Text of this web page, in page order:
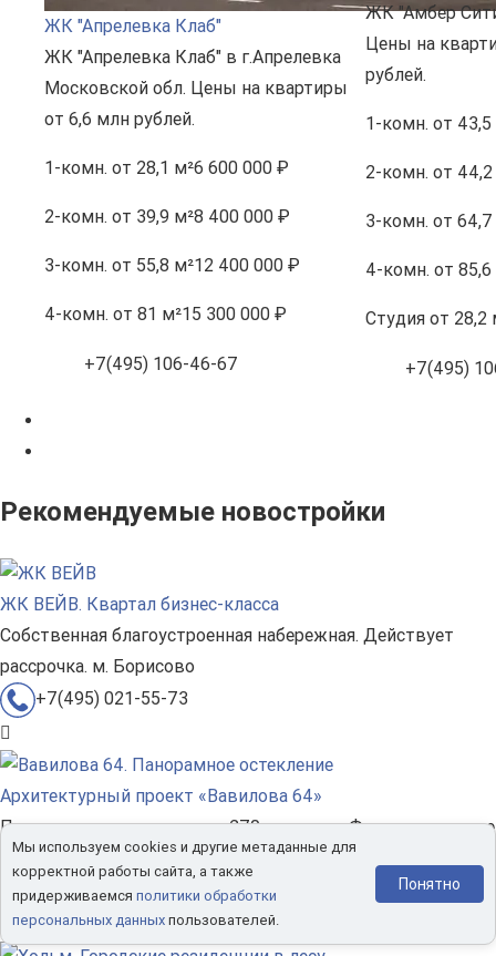
ЖК "Апрелевка Клаб"
ЖК "Апрелевка Клаб" в г.Апрелевка
Московской обл. Цены на квартиры
от 6,6 млн рублей.
1-комн. от 28,1 м²6 600 000 ₽
2-комн. от 39,9 м²8 400 000 ₽
3-комн. от 55,8 м²12 400 000 ₽
4-комн. от 81 м²15 300 000 ₽
+7(495) 106-46-67
ЖК "Амбер
Цены на
рублей.
1-комн. от 43,5
2-комн. от
3-комн. от
4-комн. от 85,6
Студия от 28,2
+7(495)
Рекомендуемые новостройки
ЖК ВЕЙВ. Квартал бизнес-класса
Собственная благоустроенная набережная. Действует
рассрочка. м. Борисово
+7(495) 021-55-73
Архитектурный проект «Вавилова 64»
Панорамное остекление на 270 градусов. Функциональные
планировки. 5 минут пешком до метро
+7(495) 129-45-95
Мы используем cookies и другие метаданные для
корректной работы сайта, а также
придерживаемся политики обработки
персональных данных пользователей.
Понятно